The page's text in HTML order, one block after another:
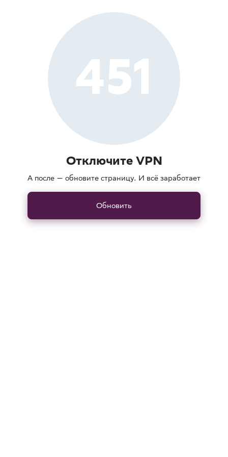
451
Отключите VPN
А после — обновите страницу. И всё заработает
Обновить